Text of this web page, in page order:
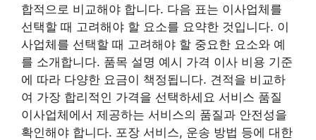
합적으로 비교해야 합니다. 다음 표는 이사업체를
선택할 때 고려해야 할 요소를 요약한 것입니다. 이
사업체를 선택할 때 고려해야 할 중요한 요소와 예
를 소개합니다. 품목 설명 예시 가격 이사 비용 기준
에 따라 다양한 요금이 책정됩니다. 견적을 비교하
여 가장 합리적인 가격을 선택하세요 서비스 품질
이사업체에서 제공하는 서비스의 품질과 안전성을
확인해야 합니다. 포장 서비스, 운송 방법 등에 대한